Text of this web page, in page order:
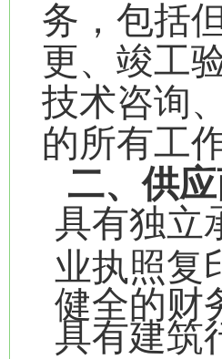
务，包括
更、竣工
技术咨询
的所有工作
二、供
具有独立
业执照复
健全的财
具有建筑